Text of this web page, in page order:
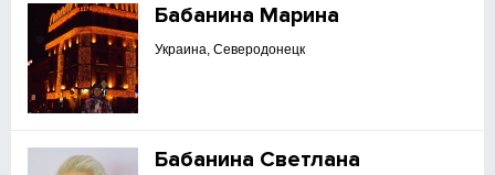
Бабанина Марина
Украина, Северодонецк
Бабанина Светлана